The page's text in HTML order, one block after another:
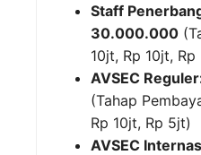
Staff
30.000.000
10jt, Rp 10jt,
AVSEC
(Tahap
Rp 10jt, Rp 5jt)
AVSEC